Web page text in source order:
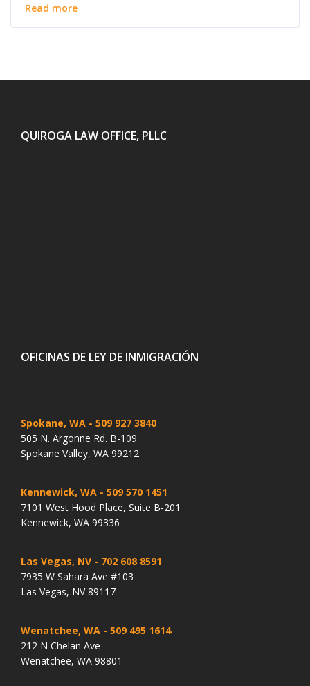
Read more
QUIROGA LAW OFFICE, PLLC
OFICINAS DE LEY DE INMIGRACIÓN
Spokane, WA - 509 927 3840
505 N. Argonne Rd. B-109
Spokane Valley, WA 99212
Kennewick, WA - 509 570 1451
7101 West Hood Place, Suite B-201
Kennewick, WA 99336
Las Vegas, NV - 702 608 8591
7935 W Sahara Ave #103
Las Vegas, NV 89117
Wenatchee, WA - 509 495 1614
212 N Chelan Ave
Wenatchee, WA 98801